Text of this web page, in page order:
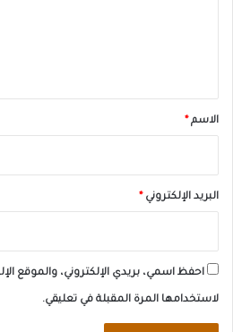
*الاسم*
البريد الإلكتروني*
احفظ اسمي، بريدي الإلكتروني، والموقع
لاستخدامها المرة المقبلة في تعليقي.